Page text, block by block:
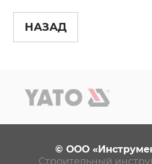
НАЗАД
© ООО
Строительный